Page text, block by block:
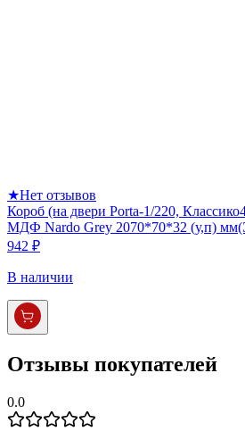
★Нет отзывов
Короб (на двери Porta-1/220,
МДФ Nardo Grey 2070*70*32 (у,п)
942 ₽
В наличии
Отзывы покупателей
0.0